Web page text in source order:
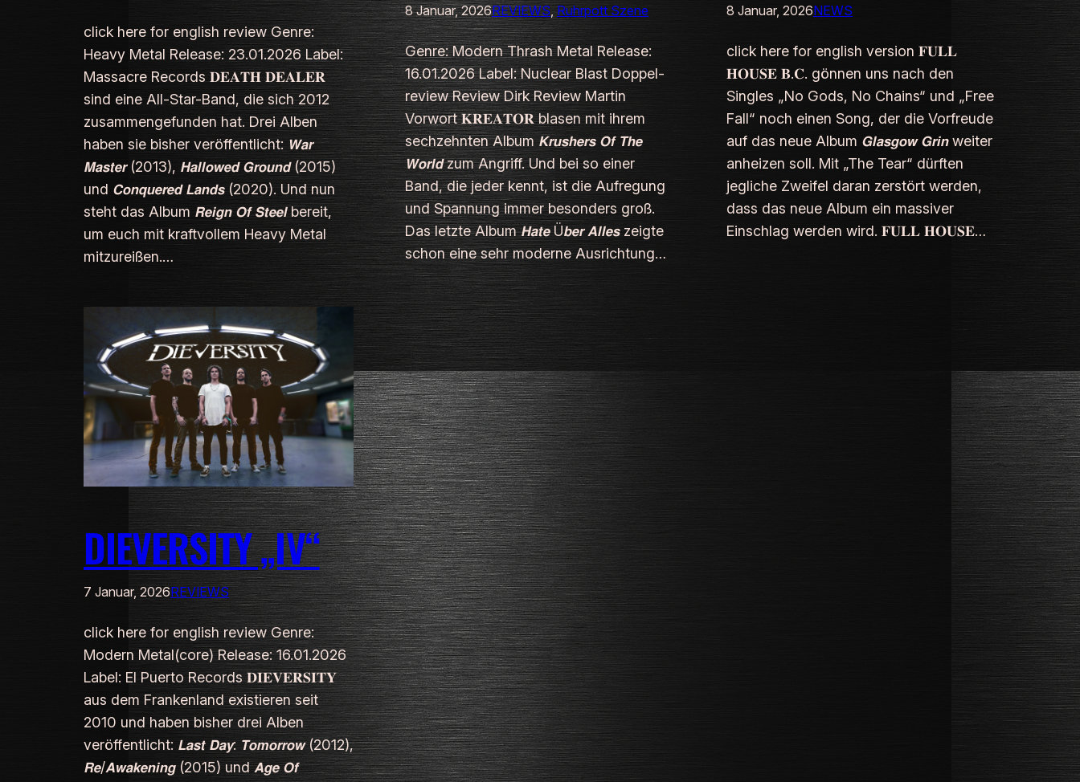
click here for english review Genre:
Heavy Metal Release: 23.01.2026 Label:
Massacre Records 𝐃𝐄𝐀𝐓𝐇 𝐃𝐄𝐀𝐋𝐄𝐑
sind eine All-Star-Band, die sich 2012
zusammengefunden hat. Drei Alben
haben sie bisher veröffentlicht: 𝙒𝙖𝙧
𝙈𝙖𝙨𝙩𝙚𝙧 (2013), 𝙃𝙖𝙡𝙡𝙤𝙬𝙚𝙙 𝙂𝙧𝙤𝙪𝙣𝙙 (2015)
und 𝘾𝙤𝙣𝙦𝙪𝙚𝙧𝙚𝙙 𝙇𝙖𝙣𝙙𝙨 (2020). Und nun
steht das Album 𝙍𝙚𝙞𝙜𝙣 𝙊𝙛 𝙎𝙩𝙚𝙚𝙡 bereit,
um euch mit kraftvollem Heavy Metal
mitzureißen.…
8 Januar, 2026REVIEWS, Ruhrpott Szene
Genre: Modern Thrash Metal Release:
16.01.2026 Label: Nuclear Blast Doppel-
review Review Dirk Review Martin
Vorwort 𝐊𝐑𝐄𝐀𝐓𝐎𝐑 blasen mit ihrem
sechzehnten Album 𝙆𝙧𝙪𝙨𝙝𝙚𝙧𝙨 𝙊𝙛 𝙏𝙝𝙚
𝙒𝙤𝙧𝙡𝙙 zum Angriff. Und bei so einer
Band, die jeder kennt, ist die Aufregung
und Spannung immer besonders groß.
Das letzte Album 𝙃𝙖𝙩𝙚 Ü𝙗𝙚𝙧 𝘼𝙡𝙡𝙚𝙨 zeigte
schon eine sehr moderne Ausrichtung…
8 Januar, 2026NEWS
click here for english version 𝐅𝐔𝐋𝐋
𝐇𝐎𝐔𝐒𝐄 𝐁.𝐂. gönnen uns nach den
Singles „No Gods, No Chains“ und „Free
Fall“ noch einen Song, der die Vorfreude
auf das neue Album 𝙂𝙡𝙖𝙨𝙜𝙤𝙬 𝙂𝙧𝙞𝙣 weiter
anheizen soll. Mit „The Tear“ dürften
jegliche Zweifel daran zerstört werden,
dass das neue Album ein massiver
Einschlag werden wird. 𝐅𝐔𝐋𝐋 𝐇𝐎𝐔𝐒𝐄…
DIEVERSITY „IV“
7 Januar, 2026REVIEWS
click here for english review Genre:
Modern Metal(core) Release: 16.01.2026
Label: El Puerto Records 𝐃𝐈𝐄𝐕𝐄𝐑𝐒𝐈𝐓𝐘
aus dem Frankenland existieren seit
2010 und haben bisher drei Alben
veröffentlicht: 𝙇𝙖𝙨𝙩 𝘿𝙖𝙮: 𝙏𝙤𝙢𝙤𝙧𝙧𝙤𝙬 (2012),
𝙍𝙚/𝘼𝙬𝙖𝙠𝙚𝙣𝙞𝙣𝙜 (2015) und 𝘼𝙜𝙚 𝙊𝙛